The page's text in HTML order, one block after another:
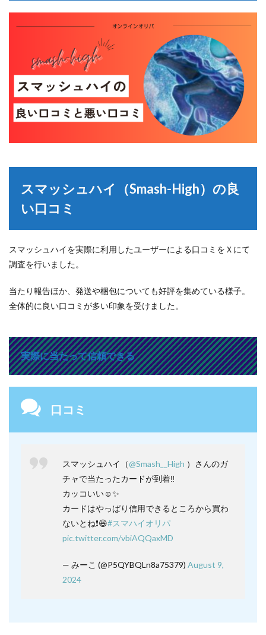
スマッシュハイ（Smash-High）の良
い口コミ
スマッシュハイを実際に利用したユーザーによる口コミをＸにて
調査を行いました。
当たり報告ほか、発送や梱包についても好評を集めている様子。
全体的に良い口コミが多い印象を受けました。
実際に当たって信頼できる
口コミ
スマッシュハイ（@Smash__High ）さんのガ
チャで当たったカードが到着‼️
カッコいい☺️✨
カードはやっぱり信用できるところから買わ
ないとね❗️😆#スマハイオリパ
pic.twitter.com/vbiAQQaxMD
— みーこ (@P5QYBQLn8a75379) August 9,
2024